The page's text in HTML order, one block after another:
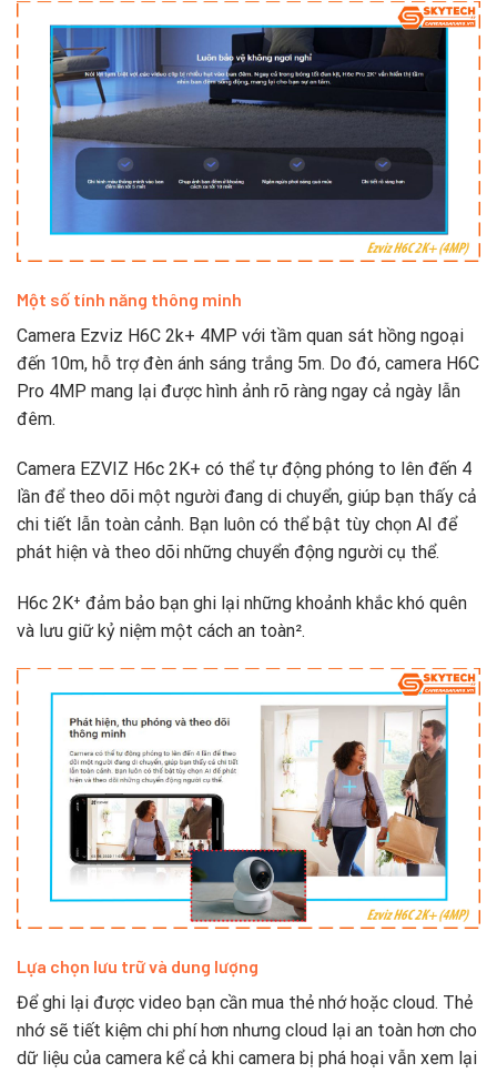
Một số tính năng thông minh
Camera Ezviz H6C 2k+ 4MP với tầm quan sát hồng ngoại
đến 10m, hỗ trợ đèn ánh sáng trắng 5m. Do đó, camera H6C
Pro 4MP mang lại được hình ảnh rõ ràng ngay cả ngày lẫn
đêm.
Camera EZVIZ H6c 2K+ có thể tự động phóng to lên đến 4
lần để theo dõi một người đang di chuyển, giúp bạn thấy cả
chi tiết lẫn toàn cảnh. Bạn luôn có thể bật tùy chọn AI để
phát hiện và theo dõi những chuyển động người cụ thể.
H6c 2K⁺ đảm bảo bạn ghi lại những khoảnh khắc khó quên
và lưu giữ kỷ niệm một cách an toàn².
Lựa chọn lưu trữ và dung lượng
Để ghi lại được video bạn cần mua thẻ nhớ hoặc cloud. Thẻ
nhớ sẽ tiết kiệm chi phí hơn nhưng cloud lại an toàn hơn cho
dữ liệu của camera kể cả khi camera bị phá hoại vẫn xem lại